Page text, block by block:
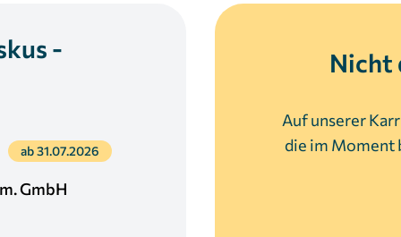
-
ab 31.07.2026
GmbH
Nicht
Auf unserer
die im Moment